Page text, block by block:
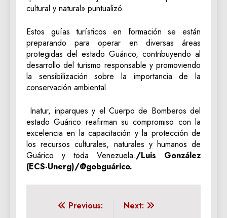
cultural y natural» puntualizó.
Estos guías turísticos en formación se están
preparando para operar en diversas áreas
protegidas del estado Guárico, contribuyendo al
desarrollo del turismo responsable y promoviendo
la sensibilización sobre la importancia de la
conservación ambiental.
Inatur, inparques y el Cuerpo de Bomberos del
estado Guárico reafirman su compromiso con la
excelencia en la capacitación y la protección de
los recursos culturales, naturales y humanos de
Guárico y toda Venezuela./Luis González
(ECS-Unerg)/@gobguárico.
Navegación
Previous:
Next: